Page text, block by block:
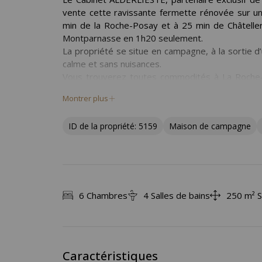
vente cette ravissante fermette rénovée sur
min de la Roche-Posay et à 25 min de
Montparnasse en 1h20 seulement.
La propriété se situe en campagne, à la sortie
calme et sans nuisances.
Les bâtiments se répartissent en trois
L’ensemble a bénéficié d’une restauration de
La cuisine et le salon ouvre sur la terrasse
Vous serez séduit par le charme de cette
Montrer plus
ID de la propriété: 5159 Maison de campagne
6 Chambres 4 Salles de bains 250 m²
Caractéristiques